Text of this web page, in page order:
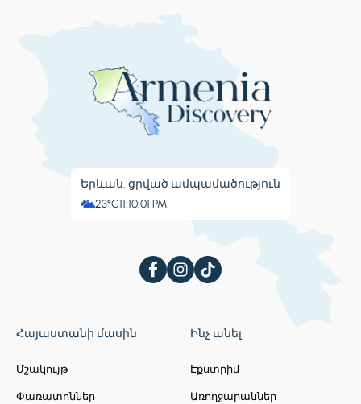
Երևան. ցրված ամպամածություն
23°C11:10:03 PM
Հայաստանի մասին
Մշակույթ
Փառատոններ
Ինչ անել
Էքստրիմ
Առողջարաններ